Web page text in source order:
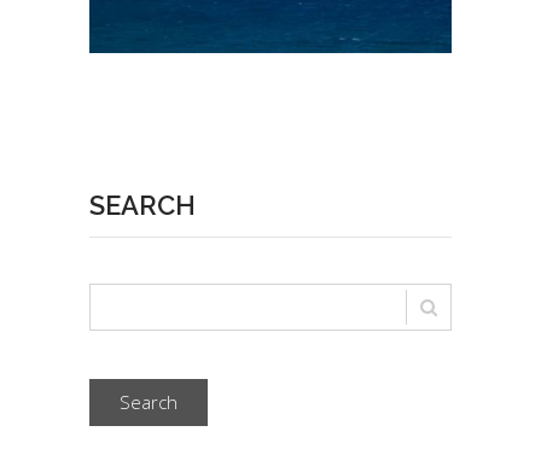
SEARCH
Search